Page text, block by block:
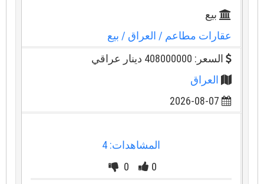
بيع
عقارات مطاعم/ العراق/ بيع
السعر: 408000000 دينار عراقي
العراق
2026-08-07
المشاهدات: 4
0
0